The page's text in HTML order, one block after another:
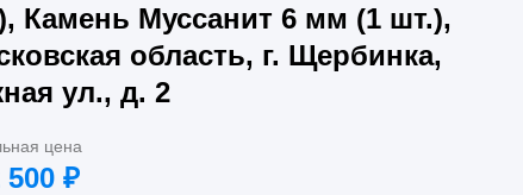
Камень Муссанит 6 мм (1 шт.),
область, г. Щербинка,
ул., д. 2
цена
500 ₽